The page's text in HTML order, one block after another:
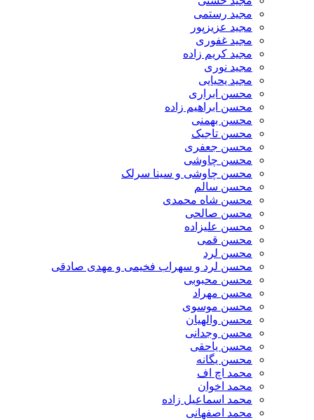
مجید رستمی
مجید عزیزپور
مجید غفوری
مجید کریم زاده
مجید نوری
مجید یحیایی
محسن ابراری
محسن ابراهیم زاده
محسن بهمنی
محسن تاجیک
محسن جعفری
محسن چاوشی
محسن چاوشی و سینا سرلک
محسن سالم
محسن شاه محمدی
محسن صالحی
محسن علیزاده
محسن قمی
محسن لرد
محسن لرد و سهراب فخیمی و مهدی صادقی
محسن محبوبی
محسن مهراد
محسن موسوی
محسن والهیان
محسن وجدانی
محسن یاحقی
محسن یگانه
محمد اچ اف
محمد اخوان
محمد اسماعیل زاده
محمد اصفهانی